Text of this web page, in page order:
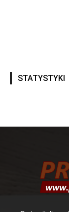
STATYSTYKI